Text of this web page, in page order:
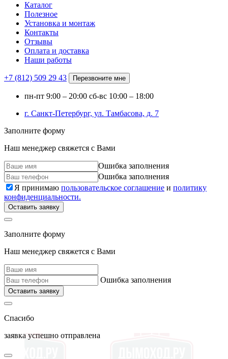
Каталог
Полезное
Установка и монтаж
Контакты
Отзывы
Оплата и доставка
Наши работы
+7 (812) 509 29 43 Перезвоните мне
пн-пт 9:00 – 20:00 сб-вс 10:00 – 18:00
г. Санкт-Петербург, ул. Тамбасова, д. 7
Заполните форму
Наш менеджер свяжется с Вами
Ошибка заполнения
Ошибка заполнения
Я принимаю пользовательское соглашение и политику
конфиденциальности.
Оставить заявку
Заполните форму
Наш менеджер свяжется с Вами
Ошибка заполнения
Оставить заявку
Спасибо
заявка успешно отправлена